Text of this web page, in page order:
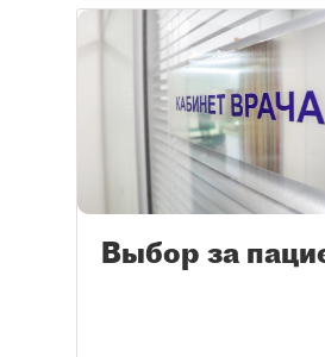
Выбор за